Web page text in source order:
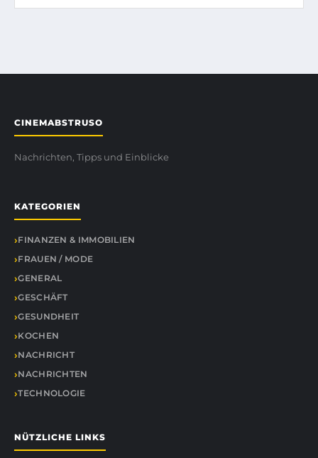
CINEMABSTRUSO
Nachrichten, Tipps und Einblicke
KATEGORIEN
FINANZEN & IMMOBILIEN
FRAUEN / MODE
GENERAL
GESCHÄFT
GESUNDHEIT
KOCHEN
NACHRICHT
NACHRICHTEN
TECHNOLOGIE
NÜTZLICHE LINKS